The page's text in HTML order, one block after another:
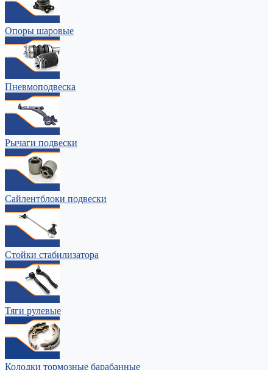
Опоры шаровые
Пневмоподвеска
Рычаги подвески
Сайлентблоки подвески
Стойки стабилизатора
Тяги рулевые
Колодки тормозные барабанные